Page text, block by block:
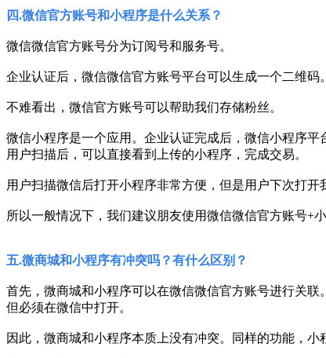
四.微信官方账号和小程序是什么关系？
微信微信官方账号分为订阅号和服务号。
企业认证后，微信微信官方账号平台可以生成一个二维
不难看出，微信官方账号可以帮助我们存储粉丝。
微信小程序是一个应用。企业认证完成后，微信小程序
用户扫描后，可以直接看到上传的小程序，完成交易。
用户扫描微信后打开小程序非常方便，但是用户下次打开
所以一般情况下，我们建议朋友使用微信微信官方账号+
五.微商城和小程序有冲突吗？有什么区别？
首先，微商城和小程序可以在微信微信官方账号进行关
但必须在微信中打开。
因此，微商城和小程序本质上没有冲突。同样的功能，小